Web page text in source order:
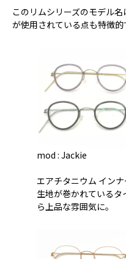
このリムシリーズのモデル
が使用されている点も特徴的
mod : Jackie
エアチタニウム イン
生地が巻かれている
ら上品な雰囲気に。